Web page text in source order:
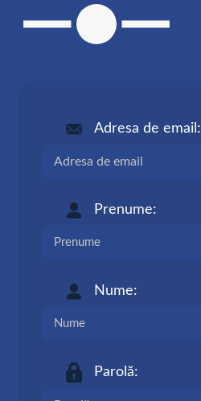
Adresa de email:
Prenume:
Nume:
Parolă: